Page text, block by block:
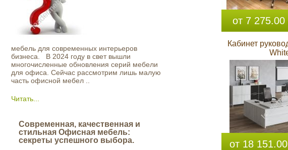
мебель для современных интерьеров
бизнеса. В 2024 году в свет вышли
многочисленные обновления серий мебели
для офиса. Сейчас рассмотрим лишь малую
часть офисной мебел ..
Читать...
Современная, качественная и
стильная Офисная мебель:
секреты успешного выбора.
от 7 275.00
Кабинет
от 18 151.00